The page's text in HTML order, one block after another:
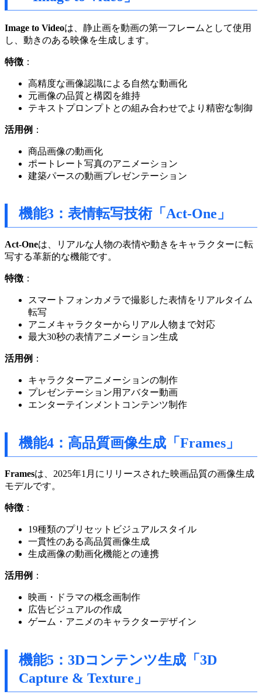
Image to Videoは、静止画を動画の第一フレームとして使用
し、動きのある映像を生成します。
特徴 ：
高精度な画像認識による自然な動画化
元画像の品質と構図を維持
テキストプロンプトとの組み合わせでより精密な制御
活用例 ：
商品画像の動画化
ポートレート写真のアニメーション
建築パースの動画プレゼンテーション
機能3：表情転写技術「Act-One」
Act-Oneは、リアルな人物の表情や動きをキャラクターに転
写する革新的な機能です。
特徴 ：
スマートフォンカメラで撮影した表情をリアルタイム
転写
アニメキャラクターからリアル人物まで対応
最大30秒の表情アニメーション生成
活用例 ：
キャラクターアニメーションの制作
プレゼンテーション用アバター動画
エンターテインメントコンテンツ制作
機能4：高品質画像生成「Frames」
Framesは、2025年1月にリリースされた映画品質の画像生成
モデルです。
特徴 ：
19種類のプリセットビジュアルスタイル
一貫性のある高品質画像生成
生成画像の動画化機能との連携
活用例 ：
映画・ドラマの概念画制作
広告ビジュアルの作成
ゲーム・アニメのキャラクターデザイン
機能5：3Dコンテンツ生成「3D
Capture & Texture」